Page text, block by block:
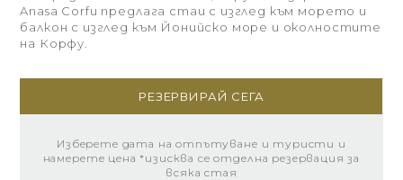
Anasa Corfu предлага стаи с изглед към морето и
балкон с изглед към Йонийско море и околностите
на Корфу.
РЕЗЕРВИРАЙ СЕГА
Изберете дата на отпътуване и туристи и
намерете цена *изисква се отделна резервация за
всяка стая